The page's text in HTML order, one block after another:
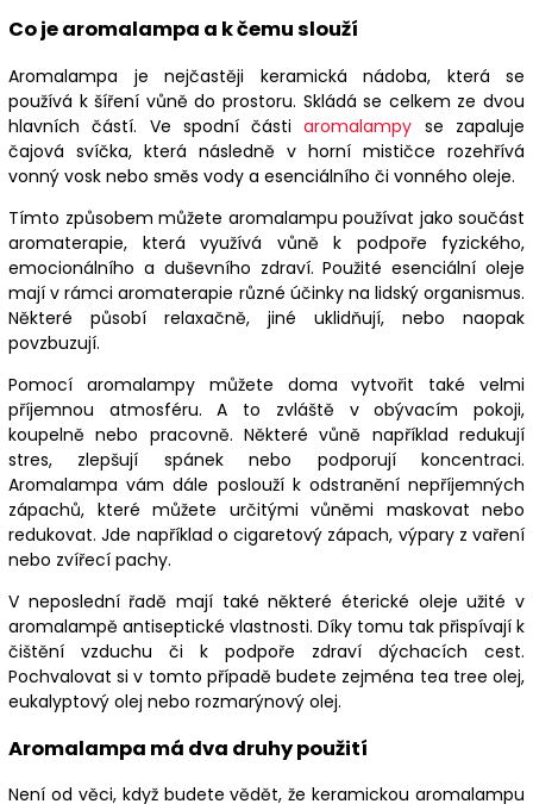
Co je aromalampa a k čemu slouží
Aromalampa je nejčastěji keramická nádoba, která se
používá k šíření vůně do prostoru. Skládá se celkem ze dvou
hlavních částí. Ve spodní částiaromalampy se zapaluje
čajová svíčka, která následně v horní mističce rozehřívá
vonný vosk nebo směs vody a esenciálního či vonného oleje.
Tímto způsobem můžete aromalampu používat jako součást
aromaterapie, která využívá vůně k podpoře fyzického,
emocionálního a duševního zdraví. Použité esenciální oleje
mají v rámci aromaterapie různé účinky na lidský organismus.
Některé působí relaxačně, jiné uklidňují, nebo naopak
povzbuzují.
Pomocí aromalampy můžete doma vytvořit také velmi
příjemnou atmosféru. A to zvláště v obývacím pokoji,
koupelně nebo pracovně. Některé vůně například redukují
stres, zlepšují spánek nebo podporují koncentraci.
Aromalampa vám dále poslouží k odstranění nepříjemných
zápachů, které můžete určitými vůněmi maskovat nebo
redukovat. Jde například o cigaretový zápach, výpary z vaření
nebo zvířecí pachy.
V neposlední řadě mají také některé éterické oleje užité v
aromalampě antiseptické vlastnosti. Díky tomu tak přispívají k
čištění vzduchu či k podpoře zdraví dýchacích cest.
Pochvalovat si v tomto případě budete zejména tea tree olej,
eukalyptový olej nebo rozmarýnový olej.
Aromalampa má dva druhy použití
Není od věci, když budete vědět, že keramickou aromalampu